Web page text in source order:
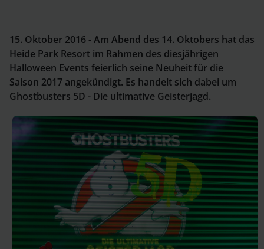
15. Oktober 2016 - Am Abend des 14. Oktobers hat das
Heide Park Resort im Rahmen des diesjährigen
Halloween Events feierlich seine Neuheit für die
Saison 2017 angekündigt. Es handelt sich dabei um
Ghostbusters 5D - Die ultimative Geisterjagd.